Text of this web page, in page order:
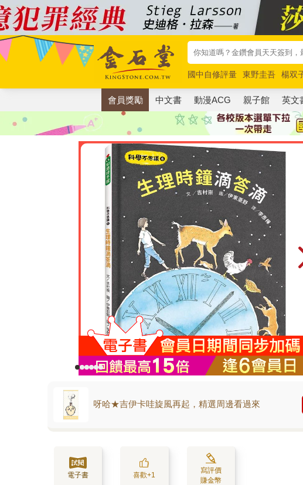
國中自修評量 東野圭吾 楊双
唯紅花綻放
奧德賽 路邊攤新
會員獎勵 中文書 動漫ACG 親子館 英文
呀哈★吉伊卡哇旋風再起，精選周邊看過來
電子書 喜歡+1
寫評價
賺金幣